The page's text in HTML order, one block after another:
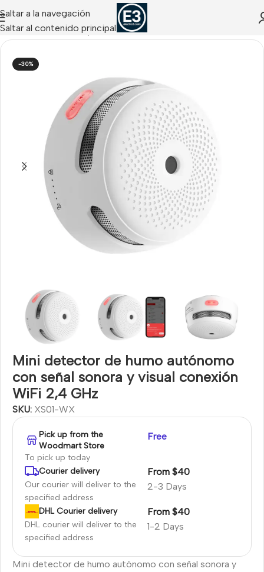
Saltar a la navegación
Saltar al contenido principal
Accesorios Incendio/Detectores Autónomos Incendio
-30%
Mini detector de humo autónomo
con señal sonora y visual conexión
WiFi 2,4 GHz
SKU: XS01-WX
Pick up from the
Woodmart Store
To pick up today
Free
Courier delivery
Our courier will deliver to the
specified address
2-3 Days
From $40
DHL Courier delivery
DHL courier will deliver to the
specified address
1-2 Days
From $40
Mini detector de humo autónomo con señal sonora y